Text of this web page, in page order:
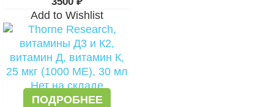
Add to Wishlist
Нет на складе
ПОДРОБНЕЕ